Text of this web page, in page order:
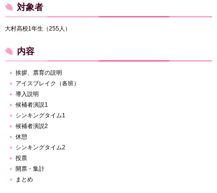
対象者
大村高校1年生（255人）
内容
挨拶、票育の説明
アイスブレイク（各班）
導入説明
候補者演説1
シンキングタイム1
候補者演説2
休憩
シンキングタイム2
投票
開票・集計
まとめ